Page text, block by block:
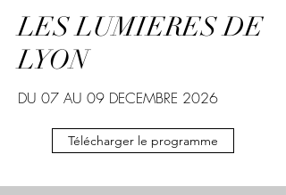
LES LUMIERES DE
LYON
DU 07 AU 09 DECEMBRE 2026
Télécharger le programme